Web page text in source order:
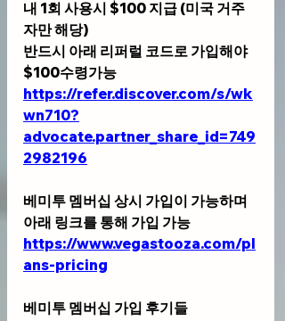
내 1회 사용시 $100 지급 (미국 거주
자만 해당)
반드시 아래 리퍼럴 코드로 가입해야
$100수령가능
https://refer.discover.com/s/wk
wn710?
advocate.partner_share_id=749
2982196
베미투 멤버십 상시 가입이 가능하며
아래 링크를 통해 가입 가능
https://www.vegastooza.com/pl
ans-pricing
베미투 멤버십 가입 후기들